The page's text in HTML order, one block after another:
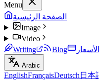
Menu
الصفحة الرئيسية
Image
Video
Writing
Blog الأسعار
Arabic
EnglishFrançaisDeutsch 日本